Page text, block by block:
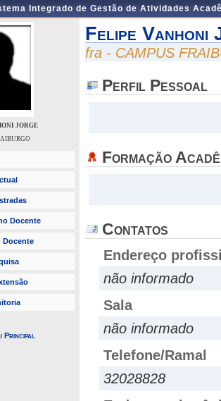
Integrado de Gestão de Atividades
JORGE
Docente
Docente
Principal
Felipe Vanhoni
fra - CAMPUS
Perfil Pessoal
Formação
Contatos
Endereço
não informado
Sala
não informado
Telefone/Ramal
32028828